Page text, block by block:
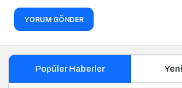
YORUM GÖNDER
Popüler Haberler